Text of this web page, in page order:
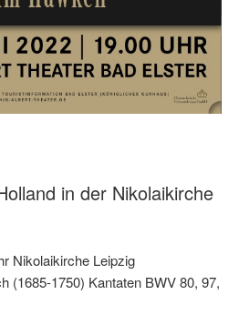
in der Nikolaikirche
Nikolaikirche Leipzig
(1685-1750) Kantaten BWV 80, 97,